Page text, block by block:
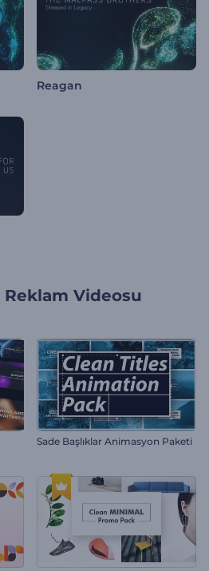
Reagan
Reklam Videosu
Sade Başlıklar Animasyon Paketi